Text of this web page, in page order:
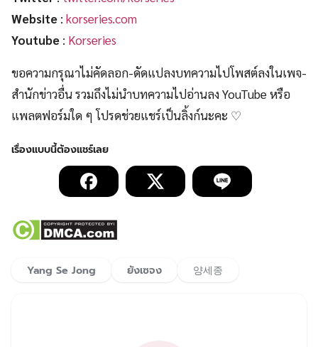
Website : korseries.com
Youtube : Korseries
ขอความกรุณาไม่คัดลอก-ดัดแปลงบทความไปโพสต์ลงในเพจ-
สำนักข่าวอื่น รวมถึงไม่นำบทความไปอ่านลง YouTube หรือ
แพลตฟอร์มใด ๆ โปรดช่วยแชร์เป็นลิ้งก์นะคะ ♡
Yang Se Jong ยังเซจง 양세종